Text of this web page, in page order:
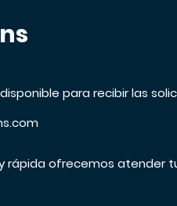
para recibir las
rápida ofrecemos atender